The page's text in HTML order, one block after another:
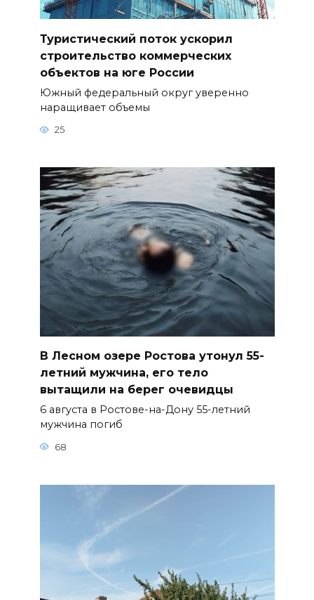
Туристический поток ускорил
строительство коммерческих
объектов на юге России
Южный федеральный округ уверенно
наращивает объемы
25
В Лесном озере Ростова утонул 55-
летний мужчина, его тело
вытащили на берег очевидцы
6 августа в Ростове-на-Дону 55-летний
мужчина погиб
68